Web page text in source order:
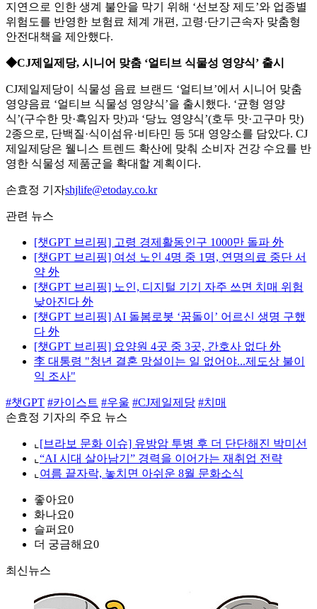
지연으로 인한 생계 불안을 막기 위해 ‘선보장 제도’와 업종별
위험도를 반영한 보험료 체계 개편, 고령·단기근속자 맞춤형
안전대책을 제안했다.
◆CJ제일제당, 시니어 맞춤 ‘얼티브 식물성 영양식’ 출시
CJ제일제당이 식물성 음료 브랜드 ‘얼티브’에서 시니어 맞춤
영양음료 ‘얼티브 식물성 영양식’을 출시했다. ‘균형 영양
식’(구수한 맛·흑임자 맛)과 ‘당뇨 영양식’(호두 맛·고구마 맛)
2종으로, 단백질·식이섬유·비타민 등 5대 영양소를 담았다. CJ
제일제당은 웰니스 트렌드 확산에 맞춰 소비자 건강 수요를 반
영한 식물성 제품군을 확대할 계획이다.
손효정 기자shjlife@etoday.co.kr
관련 뉴스
[챗GPT 브리핑] 고령 경제활동인구 1000만 돌파 外
[챗GPT 브리핑] 여성 노인 4명 중 1명, 연명의료 중단 서
약 外
[챗GPT 브리핑] 노인, 디지털 기기 자주 쓰면 치매 위험
낮아진다 外
[챗GPT 브리핑] AI 돌봄로봇 ‘꿈돌이’ 어르신 생명 구했
다 外
[챗GPT 브리핑] 요양원 4곳 중 3곳, 간호사 없다 外
李 대통령 "청년 결혼 망설이는 일 없어야...제도상 불이
익 조사"
#챗GPT #카이스트 #우울 #CJ제일제당 #치매
손효정 기자의 주요 뉴스
⌞ [브라보 문화 이슈] 유방암 투병 후 더 단단해진 박미선
⌞ “AI 시대 살아남기” 경력을 이어가는 재취업 전략
⌞ 여름 끝자락, 놓치면 아쉬운 8월 문화소식
좋아요0
화나요0
슬퍼요0
더 궁금해요0
최신뉴스